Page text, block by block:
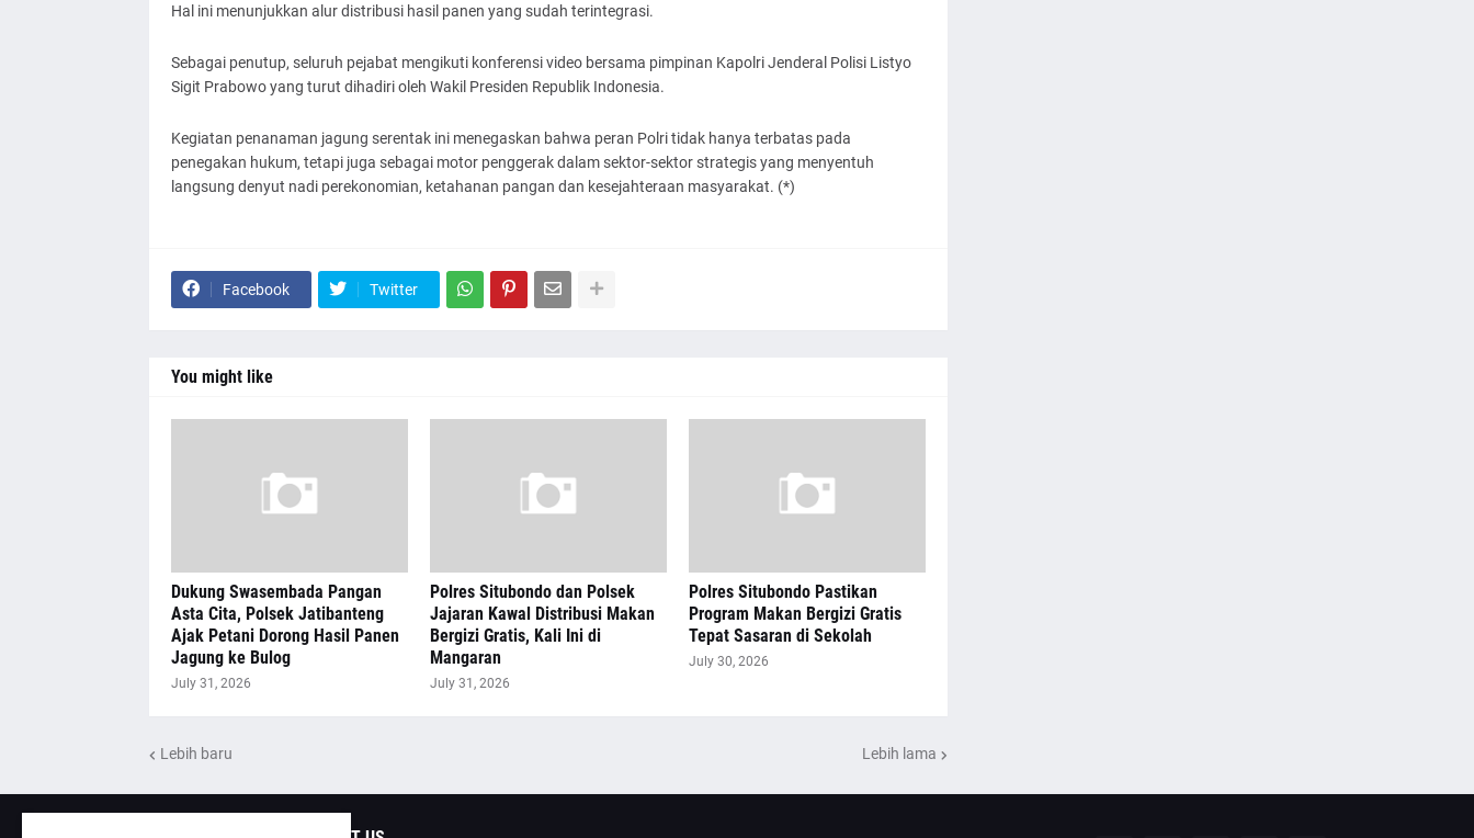
Hal ini menunjukkan alur distribusi hasil panen yang sudah terintegrasi.
Sebagai penutup, seluruh pejabat mengikuti konferensi video bersama pimpinan Kapolri Jenderal Polisi Listyo
Sigit Prabowo yang turut dihadiri oleh Wakil Presiden Republik Indonesia.
Kegiatan penanaman jagung serentak ini menegaskan bahwa peran Polri tidak hanya terbatas pada
penegakan hukum, tetapi juga sebagai motor penggerak dalam sektor-sektor strategis yang menyentuh
langsung denyut nadi perekonomian, ketahanan pangan dan kesejahteraan masyarakat. (*)
Facebook Twitter
You might like
Dukung Swasembada Pangan
Asta Cita, Polsek Jatibanteng
Ajak Petani Dorong Hasil Panen
Jagung ke Bulog
July 31, 2026
Polres Situbondo dan Polsek
Jajaran Kawal Distribusi Makan
Bergizi Gratis, Kali Ini di
Mangaran
July 31, 2026
Polres Situbondo Pastikan
Program Makan Bergizi Gratis
Tepat Sasaran di Sekolah
July 30, 2026
Lebih baru Lebih lama